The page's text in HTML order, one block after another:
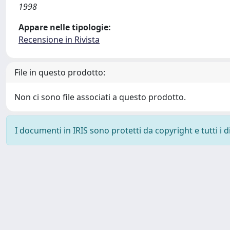
1998
Appare nelle tipologie:
Recensione in Rivista
File in questo prodotto:
Non ci sono file associati a questo prodotto.
I documenti in IRIS sono protetti da copyright e tutti i